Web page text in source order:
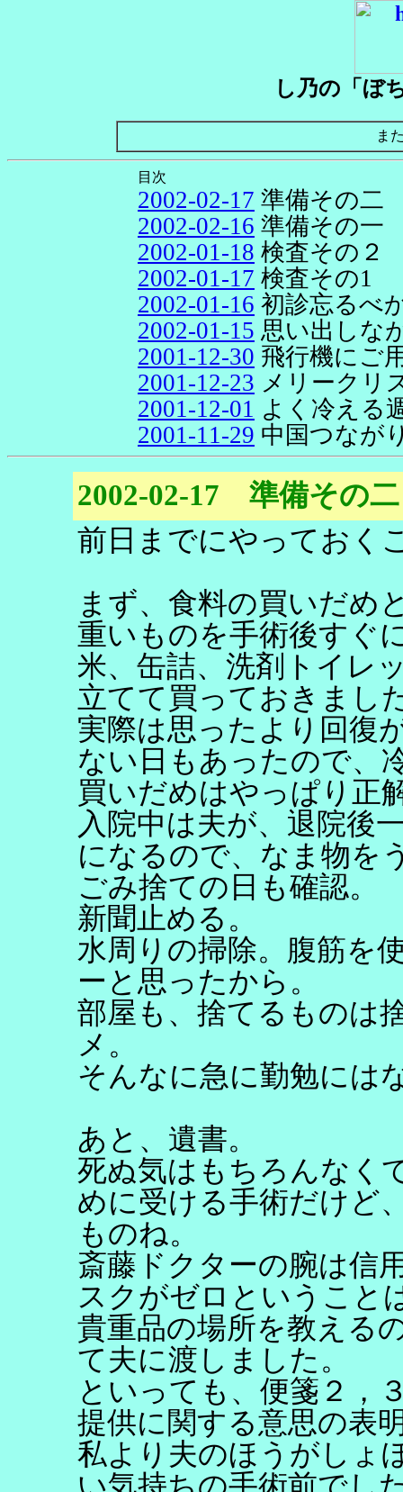
し乃の「ぼ
ま
目次
2002-02-17 準備その二
2002-02-16 準備その一
2002-01-18 検査その２
2002-01-17 検査その1
2002-01-16 初診忘るべ
2002-01-15 思い出しな
2001-12-30 飛行機にご
2001-12-23 メリークリ
2001-12-01 よく冷える
2001-11-29 中国つなが
2002-02-17 準備その二
前日までにやっておく
まず、食料の買いだめ
重いものを手術後すぐ
米、缶詰、洗剤トイレ
立てて買っておきまし
実際は思ったより回復
ない日もあったので、
買いだめはやっぱり正
入院中は夫が、退院後
になるので、なま物を
ごみ捨ての日も確認。
新聞止める。
水周りの掃除。腹筋を
ーと思ったから。
部屋も、捨てるものは
メ。
そんなに急に勤勉には
あと、遺書。
死ぬ気はもちろんなく
めに受ける手術だけど
ものね。
斎藤ドクターの腕は信
スクがゼロということ
貴重品の場所を教える
て夫に渡しました。
といっても、便箋２，
提供に関する意思の表
私より夫のほうがしょ